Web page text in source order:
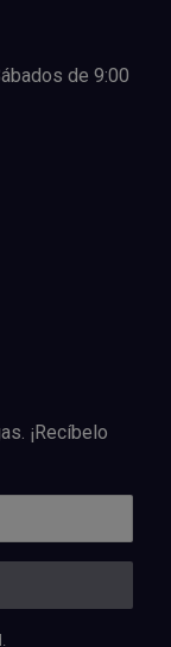
de 9:00
¡Recíbelo